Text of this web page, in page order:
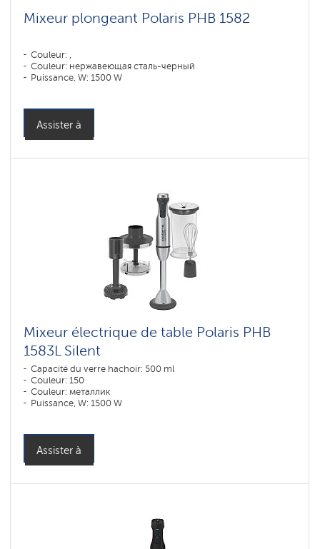
Mixeur plongeant Polaris PHB 1582
Couleur: ,
Couleur: нержавеющая сталь-черный
Puissance, W: 1500 W
Assister à
Mixeur électrique de table Polaris PHB
1583L Silent
Capacité du verre hachoir: 500 ml
Couleur: 150
Couleur: металлик
Puissance, W: 1500 W
Assister à